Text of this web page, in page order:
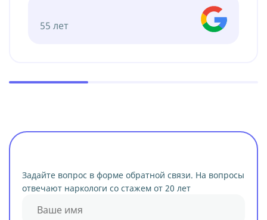
55 лет
Задайте вопрос в форме обратной связи. На вопросы
отвечают наркологи со стажем от 20 лет